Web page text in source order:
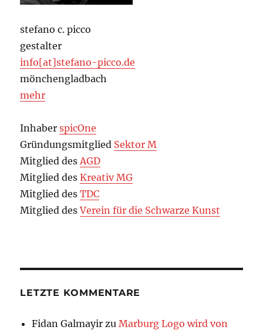
stefano c. picco
gestalter
info[at]stefano-picco.de
mönchengladbach
mehr
InhaberspicOne
Gründungsmitglied Sektor M
Mitglied des AGD
Mitglied desKreativ MG
Mitglied desTDC
Mitglied desVerein für die Schwarze Kunst
LETZTE KOMMENTARE
Fidan Galmayir zu Marburg Logo wird von